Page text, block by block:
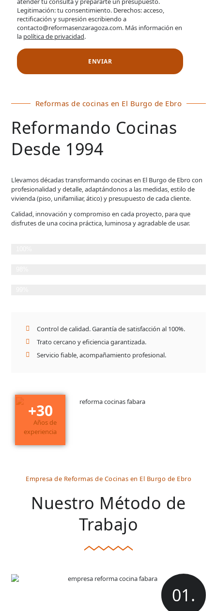
Legitimación: tu consentimiento. Derechos: acceso,
rectificación y supresión escribiendo a
contacto@reformasenzaragoza.com. Más información en
la política de privacidad.
Reformas de cocinas en El Burgo de Ebro
Reformando Cocinas
Desde 1994
Llevamos décadas transformando cocinas en El Burgo de Ebro con
profesionalidad y detalle, adaptándonos a las medidas, estilo de
vivienda (piso, unifamiliar, ático) y presupuesto de cada cliente.
Calidad, innovación y compromiso en cada proyecto, para que
disfrutes de una cocina práctica, luminosa y agradable de usar.
Control de calidad. Garantía de satisfacción al 100%.
Trato cercano y eficiencia garantizada.
Servicio fiable, acompañamiento profesional.
+30
Años de
experiencia
Empresa de Reformas de Cocinas en El Burgo de Ebro
Nuestro Método de
Trabajo
01.